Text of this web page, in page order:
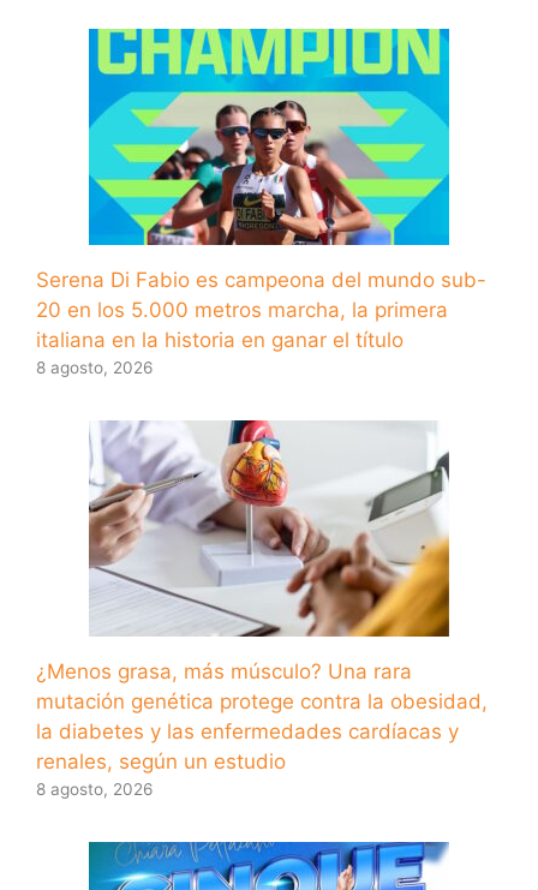
Serena Di Fabio es campeona del mundo sub-
20 en los 5.000 metros marcha, la primera
italiana en la historia en ganar el título
8 agosto, 2026
¿Menos grasa, más músculo? Una rara
mutación genética protege contra la obesidad,
la diabetes y las enfermedades cardíacas y
renales, según un estudio
8 agosto, 2026